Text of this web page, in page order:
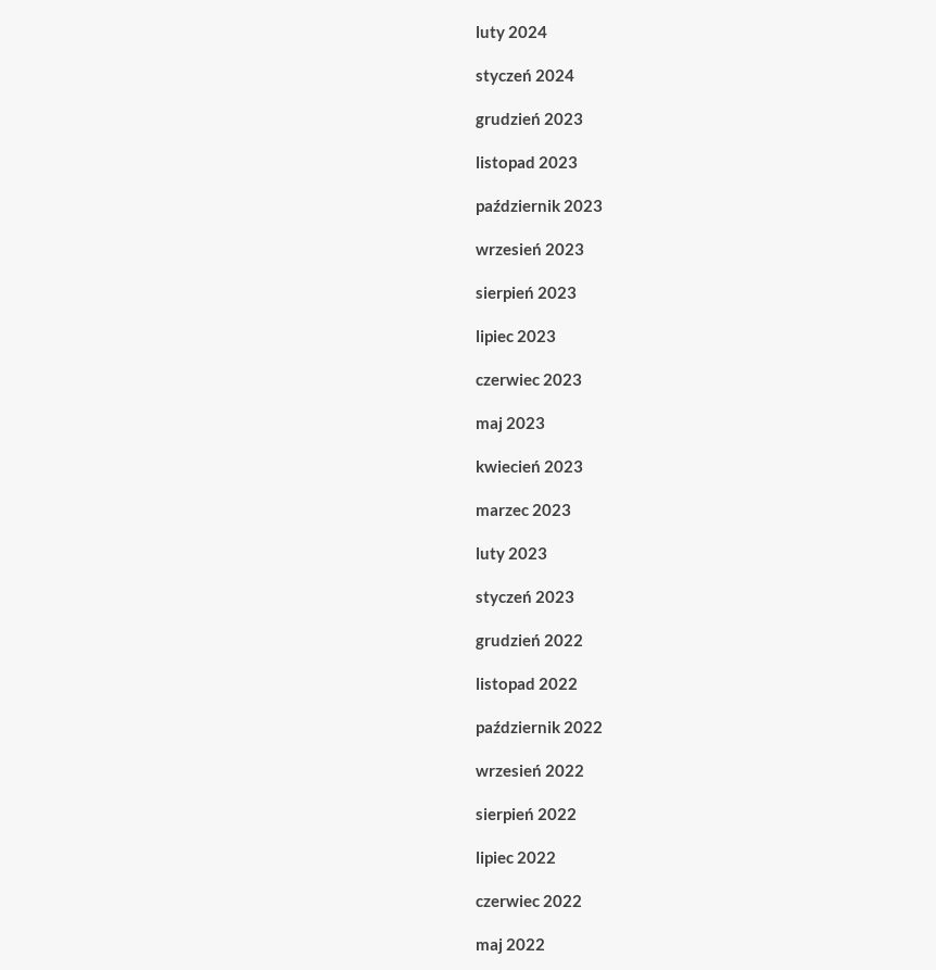
luty 2024
styczeń 2024
grudzień 2023
listopad 2023
październik 2023
wrzesień 2023
sierpień 2023
lipiec 2023
czerwiec 2023
maj 2023
kwiecień 2023
marzec 2023
luty 2023
styczeń 2023
grudzień 2022
listopad 2022
październik 2022
wrzesień 2022
sierpień 2022
lipiec 2022
czerwiec 2022
maj 2022